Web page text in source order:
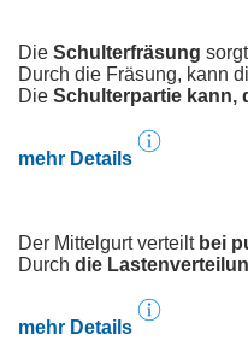
Die Schulterfräsung
Durch die Fräsung, kann
Die Schulterpartie kann,
mehr Details
Der Mittelgurt verteilt bei
Durch die
mehr Details